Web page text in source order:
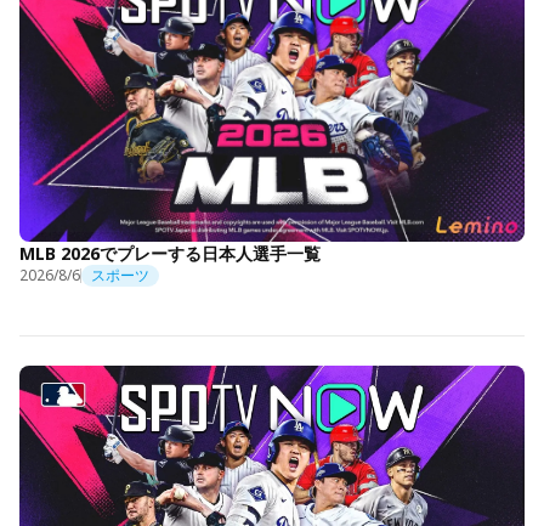
MLB 2026でプレーする日本人選手一覧
2026/8/6 スポーツ